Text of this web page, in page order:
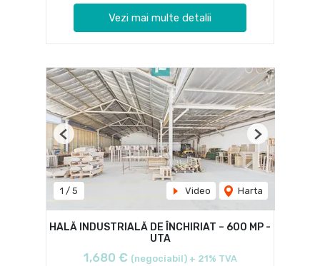
Vezi mai multe detalii
1 / 5 Video Harta
Previous Next
HALĂ INDUSTRIALĂ DE ÎNCHIRIAT – 600 MP -
UTA
1,680 € (negociabil) + 21% TVA